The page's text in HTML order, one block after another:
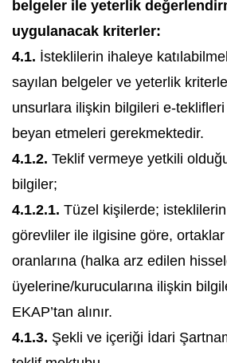
belgeler ile yeterlik
uygulanacak kriterler:
4.1. İsteklilerin ihaleye
sayılan belgeler ve yeterlik
unsurlara ilişkin bilgileri e-teklifleri
beyan etmeleri gerekmektedir.
4.1.2. Teklif vermeye yetkili
bilgiler;
4.1.2.1. Tüzel kişilerde;
görevliler ile ilgisine göre, ortaklar
oranlarına (halka arz edilen
üyelerine/kurucularına ilişkin
EKAP’tan alınır.
4.1.3. Şekli ve içeriği İdari